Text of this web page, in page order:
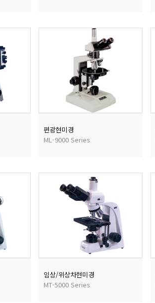
편광현미경
ML-9000 Series
임상/위상차현미경
MT-5000 Series